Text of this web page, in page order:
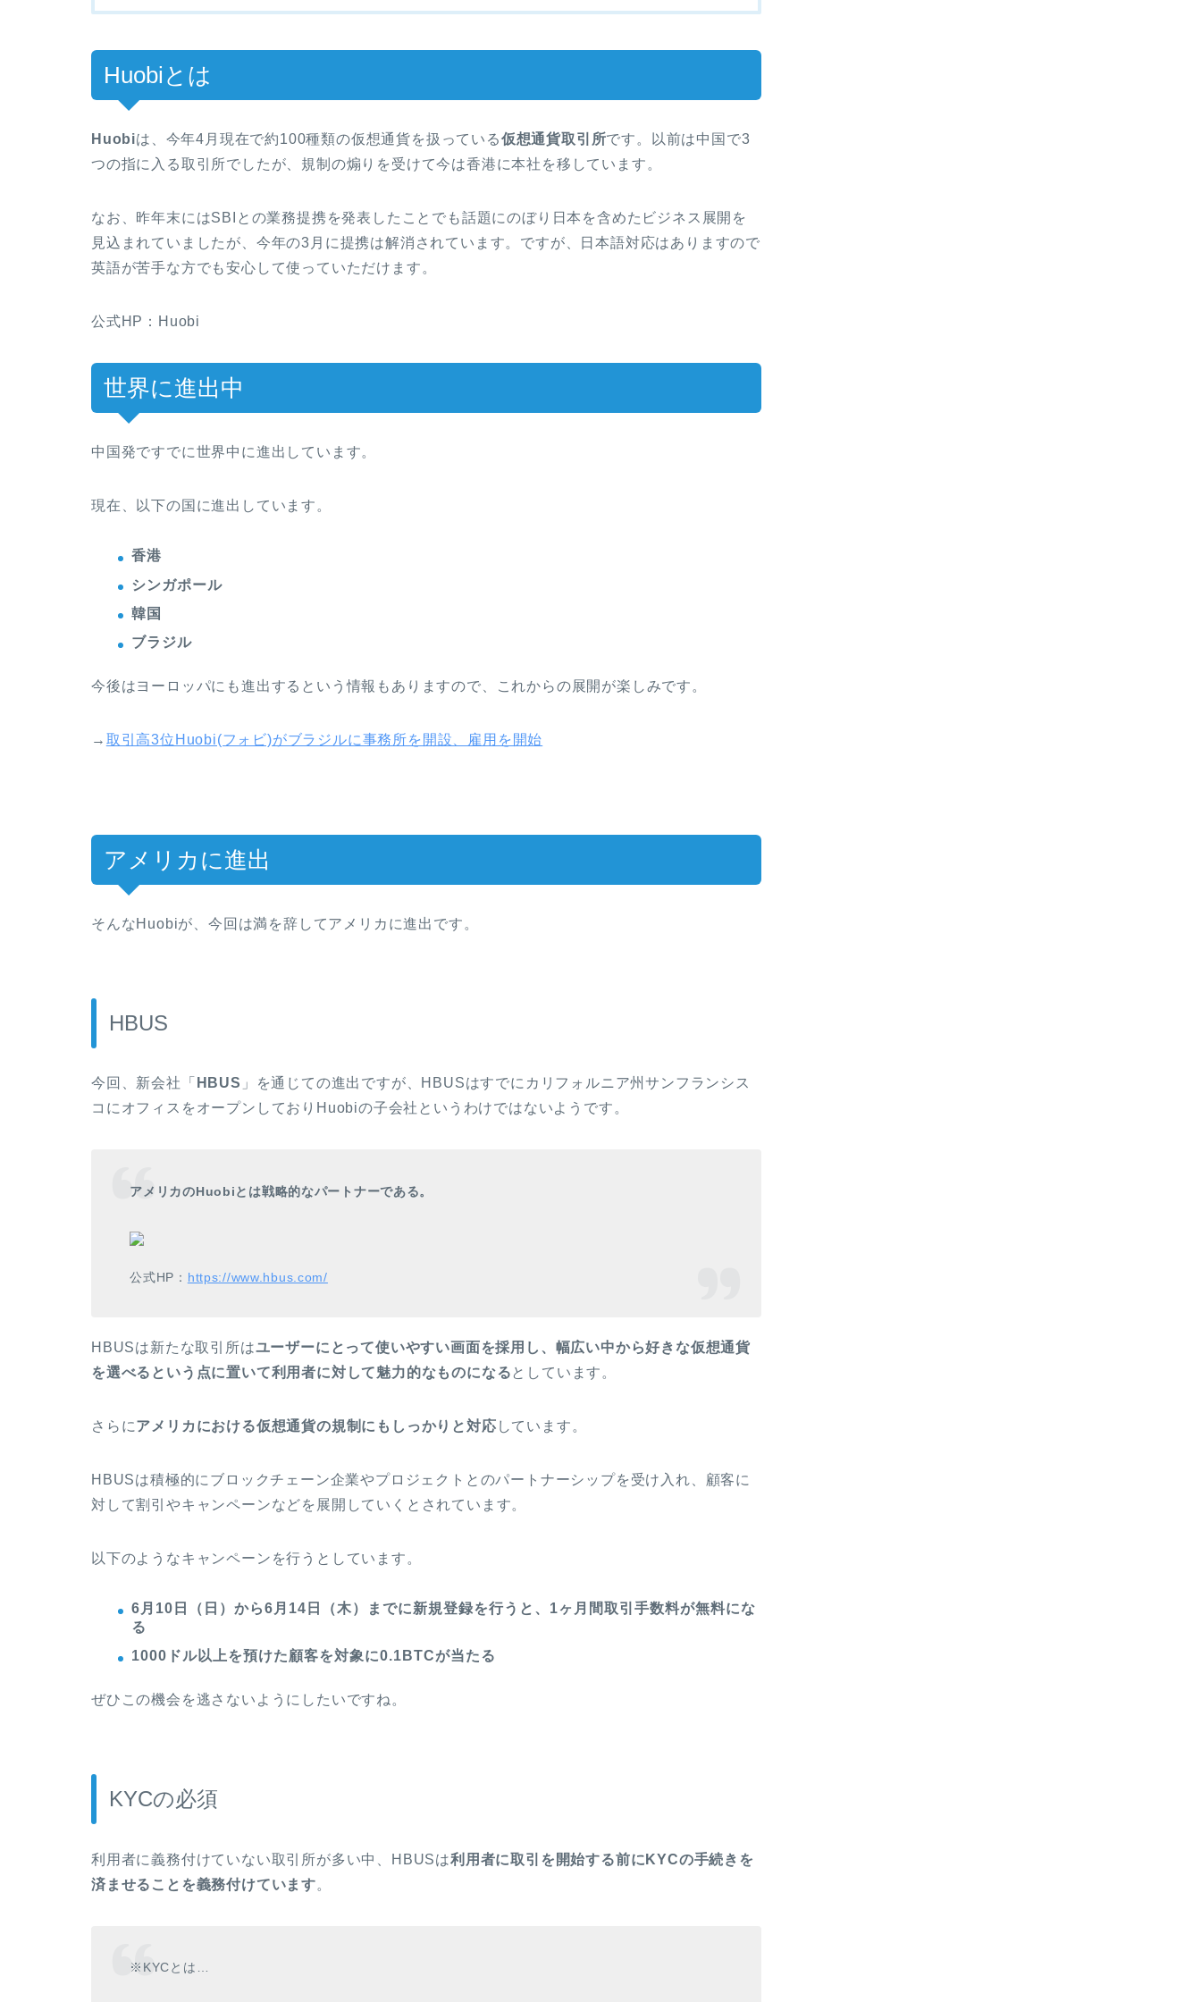
Huobiとは
Huobiは、今年4月現在で約100種類の仮想通貨を扱っている仮想通貨取引所です。以前は中国で3
つの指に入る取引所でしたが、規制の煽りを受けて今は香港に本社を移しています。
なお、昨年末にはSBIとの業務提携を発表したことでも話題にのぼり日本を含めたビジネス展開を
見込まれていましたが、今年の3月に提携は解消されています。ですが、日本語対応はありますので
英語が苦手な方でも安心して使っていただけます。
公式HP：Huobi
世界に進出中
中国発ですでに世界中に進出しています。
現在、以下の国に進出しています。
香港
シンガポール
韓国
ブラジル
今後はヨーロッパにも進出するという情報もありますので、これからの展開が楽しみです。
→ 取引高3位Huobi(フォビ)がブラジルに事務所を開設、雇用を開始
アメリカに進出
そんなHuobiが、今回は満を辞してアメリカに進出です。
HBUS
今回、新会社「 HBUS 」を通じての進出ですが、HBUSはすでにカリフォルニア州サンフランシス
コにオフィスをオープンしておりHuobiの子会社というわけではないようです。
アメリカのHuobiとは戦略的なパートナーである。
公式HP： https://www.hbus.com/
HBUSは新たな取引所はユーザーにとって使いやすい画面を採用し、幅広い中から好きな仮想通貨
を選べるという点に置いて利用者に対して魅力的なものになる としています。
さらにアメリカにおける仮想通貨の規制にもしっかりと対応 しています。
HBUSは積極的にブロックチェーン企業やプロジェクトとのパートナーシップを受け入れ、顧客に
対して割引やキャンペーンなどを展開していくとされています。
以下のようなキャンペーンを行うとしています。
6月10日（日）から6月14日（木）までに新規登録を行うと、1ヶ月間取引手数料が無料にな
る
1000ドル以上を預けた顧客を対象に0.1BTCが当たる
ぜひこの機会を逃さないようにしたいですね。
KYCの必須
利用者に義務付けていない取引所が多い中、HBUSは利用者に取引を開始する前にKYCの手続きを
済ませることを義務付けています。
※KYCとは…